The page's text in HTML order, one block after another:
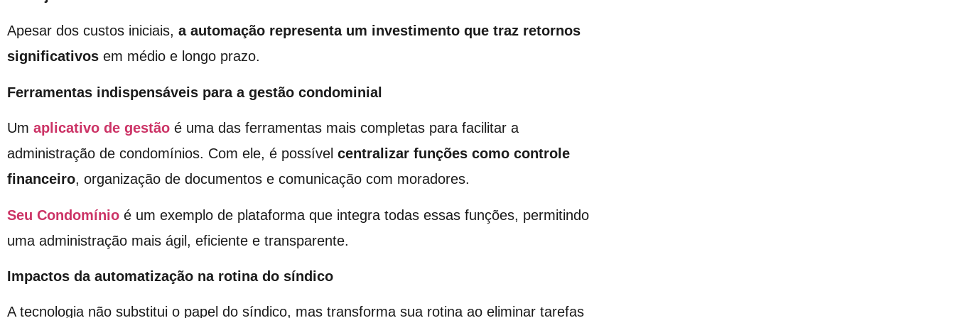
Apesar dos custos iniciais, a automação representa um investimento que traz retornos
significativos em médio e longo prazo.
Ferramentas indispensáveis para a gestão condominial
Um aplicativo de gestão é uma das ferramentas mais completas para facilitar a
administração de condomínios. Com ele, é possível centralizar funções como controle
financeiro, organização de documentos e comunicação com moradores.
Seu Condomínio é um exemplo de plataforma que integra todas essas funções, permitindo
uma administração mais ágil, eficiente e transparente.
Impactos da automatização na rotina do síndico
A tecnologia não substitui o papel do síndico, mas transforma sua rotina ao eliminar tarefas